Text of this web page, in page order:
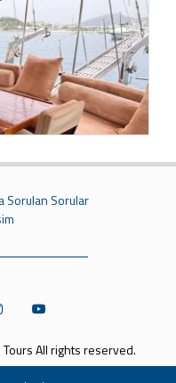
Sorulan Sorular
All rights reserved.